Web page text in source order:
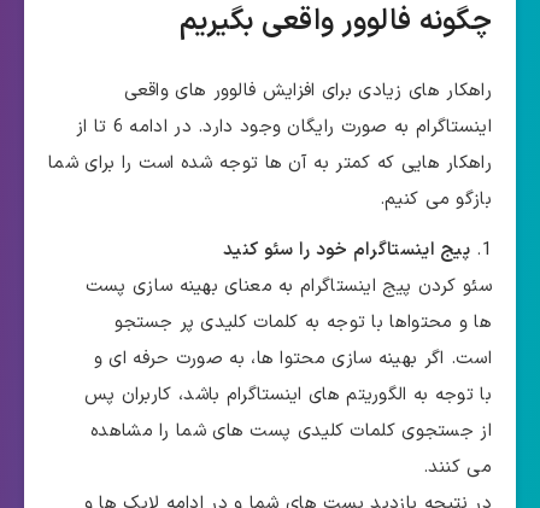
چگونه فالوور واقعی بگیریم
راهکار های زیادی برای افزایش فالوور های واقعی
اینستاگرام به صورت رایگان وجود دارد. در ادامه 6 تا از
راهکار هایی که کمتر به آن ها توجه شده است را برای شما
بازگو می کنیم.
پیج اینستاگرام خود را سئو کنید
سئو کردن پیج اینستاگرام به معنای بهینه سازی پست
ها و محتواها با توجه به کلمات کلیدی پر جستجو
است. اگر بهینه سازی محتوا ها، به صورت حرفه ای و
با توجه به الگوریتم های اینستاگرام باشد، کاربران پس
از جستجوی کلمات کلیدی پست های شما را مشاهده
می کنند.